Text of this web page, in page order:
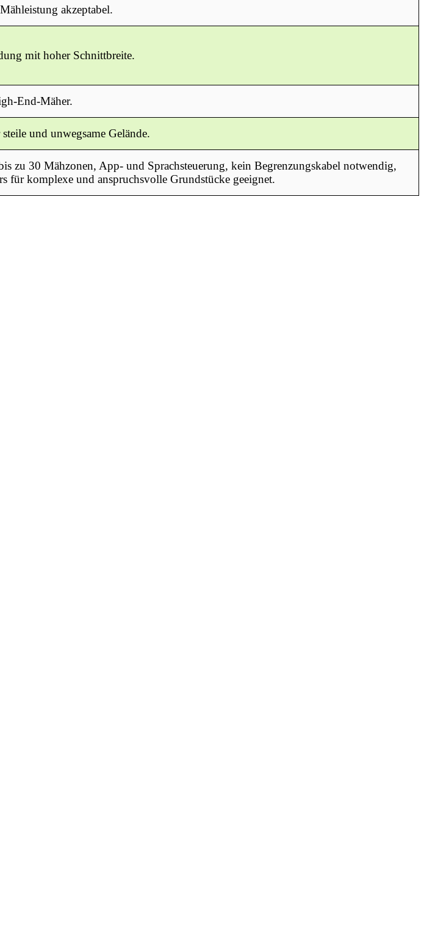
akzeptabel.
mit hoher Schnittbreite.
End-Mäher.
und unwegsame Gelände.
zu 30 Mähzonen, App- und Sprachsteuerung, kein Begrenzungskabel notwendig,
für komplexe und anspruchsvolle Grundstücke geeignet.